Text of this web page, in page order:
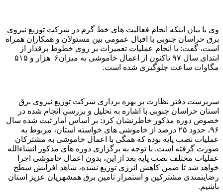
وی با بیان اینکه انجام فعالیت های خط گرم در شرکت توزیع نیروی
برق خراسان جنوبی با اقبال عمومی بین مسئولان و همکاران همراه
است، گفت: با انجام عملیات تعمیرات بر روی خطوط برقدار از
ابتدای سال ۹۷ تاکنون از اعمال خاموشی به میزان۶ هزار و ۵۱۵
مگاوات ساعت جلوگیری شده است.
سرپرست دفتر نظارت بر بهره برداری شرکت توزیع نیروی برق
استان خراسان جنوبی با اشاره به تحلیل و بررسی انجام شده در
خصوص دوره مذکور خاطرنشان کرد: بر اساس آمار ثبت شده سال
۹۶، حدود ۲۵ درصد از خاموشی های خواسته استان، مربوط به
عملیات نصب پایه بوده که همگی با اعمال خاموشی به مشترکان
صورت گرفته است. با توجه به برگزاری دوره های مذکور انشاءالله
عملیات مختلف نصب پایه بعد از اين، بدون اعمال خاموشی اجرا
خواهد شد تا ضمن کاهش انرژی توزیع نشده، شاهد افزایش سطح
رضایتمندی مشترکین و استمرار تامین برق همشهریان عزیز استان
باشیم.